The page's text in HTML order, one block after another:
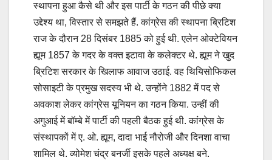
स्थापना हुआ कैसे थी और इस पार्टी के गठन की पीछे क्या
उद्देश्य था, विस्तार से समझते हैं. कांग्रेस की स्थापना ब्रिटिश
राज के दौरान 28 दिसंबर 1885 को हुई थी. एलेन ओक्टेवियन
ह्यूम 1857 के गदर के वक्त इटावा के कलेक्टर थे. ह्यूम ने खुद
ब्रिटिश सरकार के खिलाफ आवाज उठाई. वह थियिसोफिकल
सोसाइटी के प्रमुख सदस्य भी थे. उन्होंने 1882 में पद से
अवकाश लेकर कांग्रेस यूनियन का गठन किया. उन्हीं की
अगुआई में बॉम्बे में पार्टी की पहली बैठक हुई थी. कांग्रेस के
संस्थापकों में ए. ओ. ह्यूम, दादा भाई नौरोजी और दिनशा वाचा
शामिल थे. व्योमेश चंद्र बनर्जी इसके पहले अध्यक्ष बने.